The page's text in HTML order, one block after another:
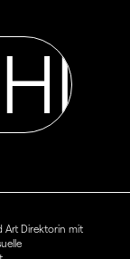
Art Direktorin mit